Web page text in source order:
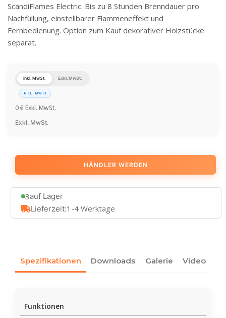
ScandiFlames Electric. Bis zu 8 Stunden Brenndauer pro
Nachfüllung, einstellbarer Flammeneffekt und
Fernbedienung. Option zum Kauf dekorativer Holzstücke
separat.
Inkl. MwSt. Exkl. MwSt.
INKL. MWST.
0€ Exkl. MwSt.
Exkl. MwSt.
HÄNDLER WERDEN
3auf Lager
Lieferzeit:1-4 Werktage
Spezifikationen Downloads Galerie Video
Funktionen